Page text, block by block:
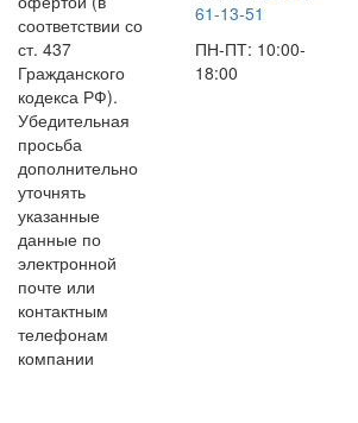
соответствии со
ст. 437
Гражданского
кодекса РФ).
Убедительная
просьба
дополнительно
уточнять
указанные
данные по
электронной
почте или
контактным
телефонам
компании
61-13-51
ПН-ПТ: 10:00-
18:00